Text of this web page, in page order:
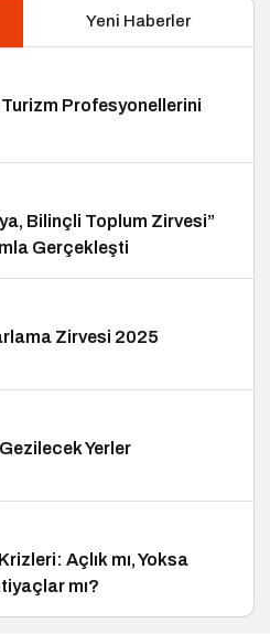
Yeni Haberler
Turizm Profesyonellerini
Bilinçli Toplum Zirvesi”
Gerçekleşti
Zirvesi 2025
Yerler
Açlık mı, Yoksa
mı?